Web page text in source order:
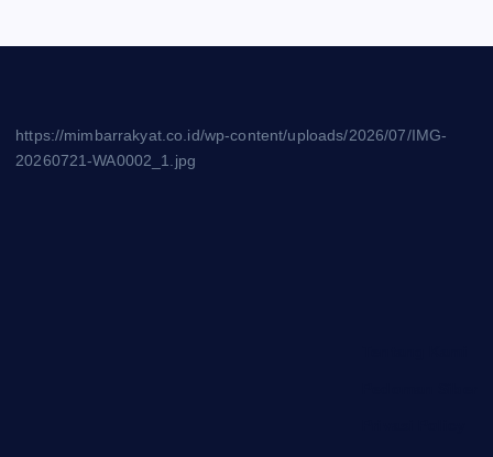
https://mimbarrakyat.co.id/wp-content/uploads/2026/07/IMG-
20260721-WA0002_1.jpg